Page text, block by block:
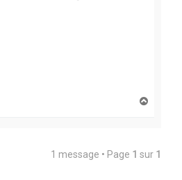
1 message • Page 1 sur 1